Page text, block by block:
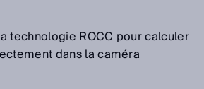
technologie ROCC pour calculer
dans la caméra